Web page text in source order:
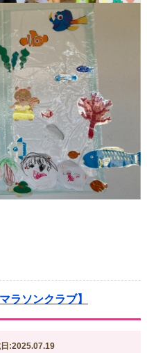
ラソンクラブ】
:2025.07.19